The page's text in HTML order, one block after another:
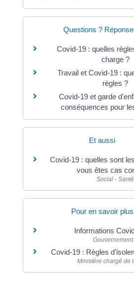
Questions ?
Covid-19 : quelles
charge ?
Travail et Covid-19 :
règles ?
Covid-19 et garde
conséquences pour
Et aussi
Covid-19 : quelles sont
vous êtes cas
Social - Santé
Pour en savoir plus
Informations
Covid-19 : Règles
Ministère chargé de